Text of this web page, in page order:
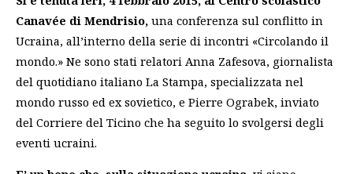
Canavée di Mendrisio, una conferenza sul conflitto in
Ucraina, all’interno della serie di incontri «Circolando il
mondo.» Ne sono stati relatori Anna Zafesova, giornalista
del quotidiano italiano La Stampa, specializzata nel
mondo russo ed ex sovietico, e Pierre Ograbek, inviato
del Corriere del Ticino che ha seguito lo svolgersi degli
eventi ucraini.